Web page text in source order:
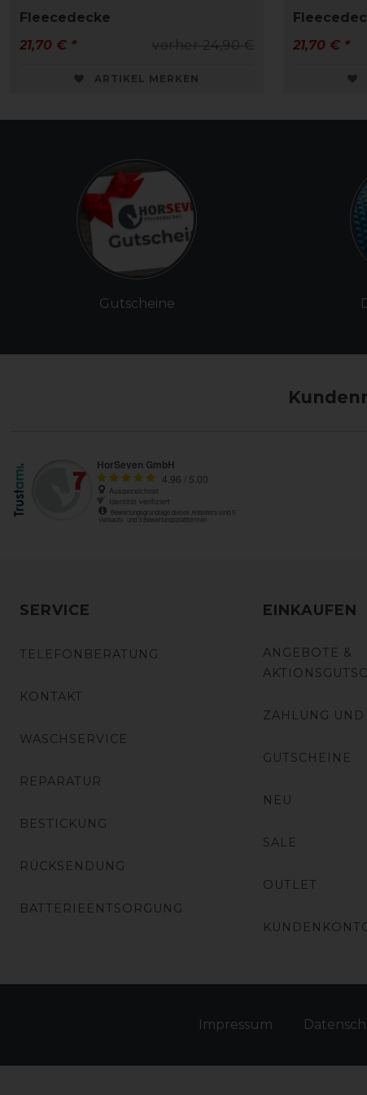
Fleecedecke
vorher 24,90 €
21,70 € *
ARTIKEL MERKEN
21,70 € *
Gutscheine
SERVICE
TELEFONBERATUNG
KONTAKT
WASCHSERVICE
REPARATUR
BESTICKUNG
RÜCKSENDUNG
BATTERIEENTSORGUNG
EINKAUFEN
ANGEBOTE &
ZAHLUNG UND
GUTSCHEINE
NEU
SALE
OUTLET
Impressum